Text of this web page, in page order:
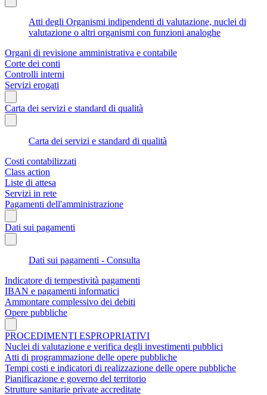
Atti degli Organismi indipendenti di valutazione, nuclei di
valutazione o altri organismi con funzioni analoghe
Organi di revisione amministrativa e contabile
Corte dei conti
Controlli interni
Servizi erogati
Carta dei servizi e standard di qualità
Carta dei servizi e standard di qualità
Costi contabilizzati
Class action
Liste di attesa
Servizi in rete
Pagamenti dell'amministrazione
Dati sui pagamenti
Dati sui pagamenti - Consulta
Indicatore di tempestività pagamenti
IBAN e pagamenti informatici
Ammontare complessivo dei debiti
Opere pubbliche
PROCEDIMENTI ESPROPRIATIVI
Nuclei di valutazione e verifica degli investimenti pubblici
Atti di programmazione delle opere pubbliche
Tempi costi e indicatori di realizzazione delle opere pubbliche
Pianificazione e governo del territorio
Strutture sanitarie private accreditate